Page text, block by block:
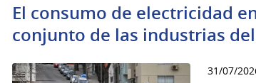
El consumo de electricidad
conjunto de las industrias
31/07/